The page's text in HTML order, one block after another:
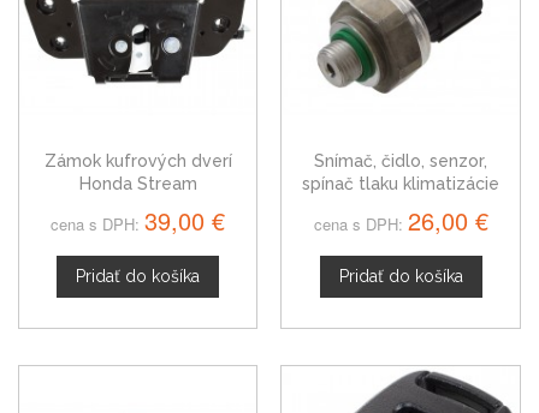
Zámok kufrových dverí
Honda Stream
cena s DPH: 39,00 €
Pridať do košíka
Snímač, čidlo, senzor,
spínač tlaku klimatizácie
4990007691
cena s DPH: 26,00 €
Pridať do košíka